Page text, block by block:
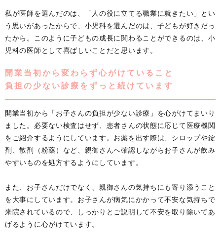
私が医師を選んだのは、「人の役に立てる職業に就きたい」とい
う思いがあったからで、小児科を選んだのは、子どもが好きだっ
たから。このように子どもの成長に関わることができるのは、小
児科の医師として喜ばしいことだと思います。
開業当初から変わらず心がけていること
負担の少ない診療をずっと続けています
開業当初から「お子さんの負担が少ない診療」を心がけてまいり
ました。必要ない検査はせず、患者さんの状態に応じて医療機関
をご紹介するようにしています。お薬を出す際は、シロップや錠
剤、散剤（粉薬）など、親御さんへ確認しながらお子さんが飲み
やすいものを処方するようにしています。
また、お子さんだけでなく、親御さんの気持ちにも寄り添うこと
を大事にしています。お子さんが病気にかかって不安な気持ちで
来院されているので、しっかりとご説明して不安を取り除いてあ
げるように心がけています。